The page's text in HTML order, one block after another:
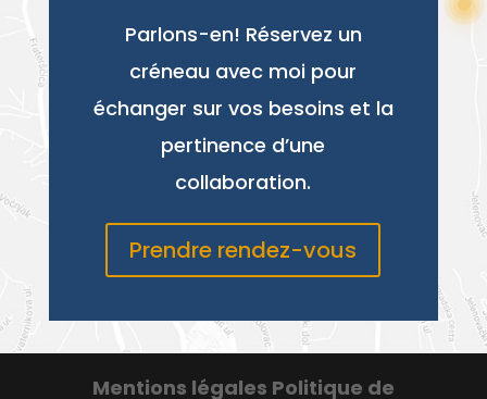
Parlons-en! Réservez un
créneau avec moi pour
échanger sur vos besoins et la
pertinence d’une
collaboration.
Prendre rendez-vous
Mentions légales Politique de